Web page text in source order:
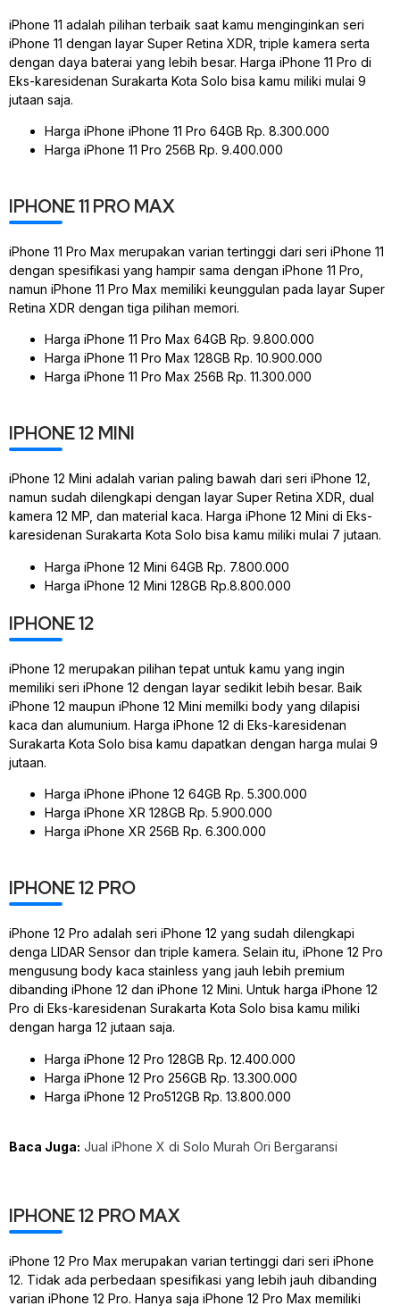
iPhone 11 adalah pilihan terbaik saat kamu menginginkan seri
iPhone 11 dengan layar Super Retina XDR, triple kamera serta
dengan daya baterai yang lebih besar. Harga iPhone 11 Pro di
Eks-karesidenan Surakarta Kota Solo bisa kamu miliki mulai 9
jutaan saja.
Harga iPhone iPhone 11 Pro 64GB Rp. 8.300.000
Harga iPhone 11 Pro 256B Rp. 9.400.000
IPHONE 11 PRO MAX
iPhone 11 Pro Max merupakan varian tertinggi dari seri iPhone 11
dengan spesifikasi yang hampir sama dengan iPhone 11 Pro,
namun iPhone 11 Pro Max memiliki keunggulan pada layar Super
Retina XDR dengan tiga pilihan memori.
Harga iPhone 11 Pro Max 64GB Rp. 9.800.000
Harga iPhone 11 Pro Max 128GB Rp. 10.900.000
Harga iPhone 11 Pro Max 256B Rp. 11.300.000
IPHONE 12 MINI
iPhone 12 Mini adalah varian paling bawah dari seri iPhone 12,
namun sudah dilengkapi dengan layar Super Retina XDR, dual
kamera 12 MP, dan material kaca. Harga iPhone 12 Mini di Eks-
karesidenan Surakarta Kota Solo bisa kamu miliki mulai 7 jutaan.
Harga iPhone 12 Mini 64GB Rp. 7.800.000
Harga iPhone 12 Mini 128GB Rp.8.800.000
IPHONE 12
iPhone 12 merupakan pilihan tepat untuk kamu yang ingin
memiliki seri iPhone 12 dengan layar sedikit lebih besar. Baik
iPhone 12 maupun iPhone 12 Mini memilki body yang dilapisi
kaca dan alumunium. Harga iPhone 12 di Eks-karesidenan
Surakarta Kota Solo bisa kamu dapatkan dengan harga mulai 9
jutaan.
Harga iPhone iPhone 12 64GB Rp. 5.300.000
Harga iPhone XR 128GB Rp. 5.900.000
Harga iPhone XR 256B Rp. 6.300.000
IPHONE 12 PRO
iPhone 12 Pro adalah seri iPhone 12 yang sudah dilengkapi
denga LIDAR Sensor dan triple kamera. Selain itu, iPhone 12 Pro
mengusung body kaca stainless yang jauh lebih premium
dibanding iPhone 12 dan iPhone 12 Mini. Untuk harga iPhone 12
Pro di Eks-karesidenan Surakarta Kota Solo bisa kamu miliki
dengan harga 12 jutaan saja.
Harga iPhone 12 Pro 128GB Rp. 12.400.000
Harga iPhone 12 Pro 256GB Rp. 13.300.000
Harga iPhone 12 Pro512GB Rp. 13.800.000
Baca Juga: Jual iPhone X di Solo Murah Ori Bergaransi
IPHONE 12 PRO MAX
iPhone 12 Pro Max merupakan varian tertinggi dari seri iPhone
12. Tidak ada perbedaan spesifikasi yang lebih jauh dibanding
varian iPhone 12 Pro. Hanya saja iPhone 12 Pro Max memiliki